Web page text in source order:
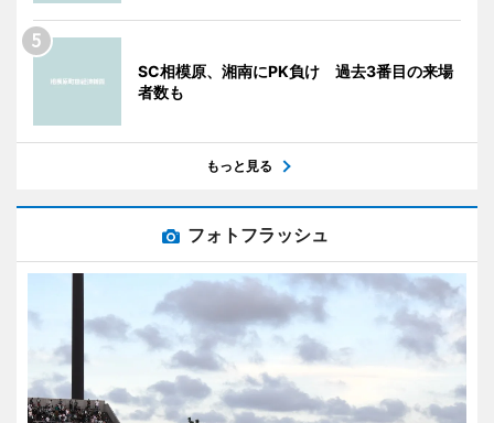
SC相模原、湘南にPK負け 過去3番目の来場
者数も
もっと見る
フォトフラッシュ